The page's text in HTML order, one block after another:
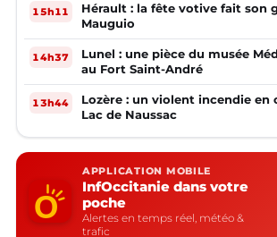
15h11
Hérault : la fête votive fait son
Mauguio
14h37
Lunel : une pièce du musée
au Fort Saint-André
13h44
Lozère : un violent incendie en
Lac de Naussac
APPLICATION MOBILE
InfOccitanie dans votre
poche
Alertes en temps réel, météo &
trafic